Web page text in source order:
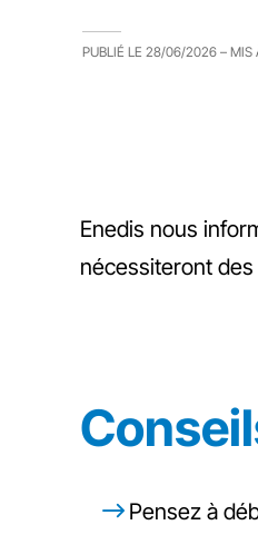
PUBLIÉ LE 28/06/2026 – MIS
Enedis nous
nécessiteront
Pensez à